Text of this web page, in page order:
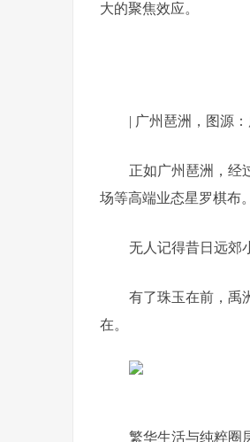
大的聚焦效应。
| 广州琶洲，图源
正如广州琶洲，经
场等高端业态星罗棋布。
无人记得昔日远郊
有了珠玉在前，禹
在。
繁华生活与纯粹圈